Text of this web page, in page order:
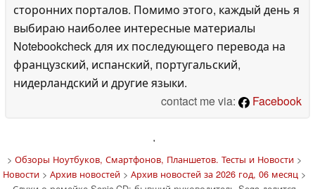
сторонних порталов. Помимо этого, каждый день я
выбираю наиболее интересные материалы
Notebookcheck для их последующего перевода на
французский, испанский, португальский,
нидерландский и другие языки.
contact me via:
Facebook
'
> Обзоры Ноутбуков, Смартфонов, Планшетов. Тесты и Новости>
Новости> Архив новостей> Архив новостей за 2026 год, 06 месяц>